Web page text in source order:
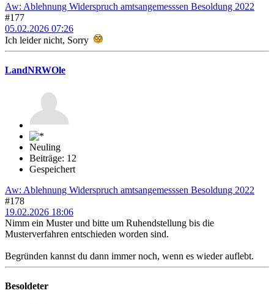
Aw: Ablehnung Widerspruch amtsangemesssen Besoldung 2022
#177
05.02.2026 07:26
Ich leider nicht, Sorry
LandNRWOle
Neuling
Beiträge: 12
Gespeichert
Aw: Ablehnung Widerspruch amtsangemesssen Besoldung 2022
#178
19.02.2026 18:06
Nimm ein Muster und bitte um Ruhendstellung bis die
Musterverfahren entschieden worden sind.
Begründen kannst du dann immer noch, wenn es wieder auflebt.
Besoldeter